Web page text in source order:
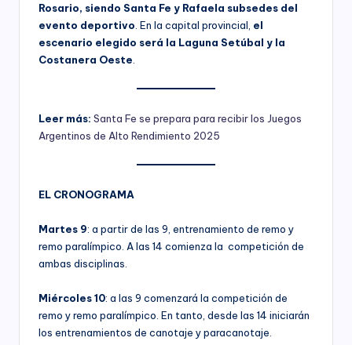
Rosario, siendo Santa Fe y Rafaela subsedes del
evento deportivo . En la capital provincial, el
escenario elegido será la Laguna Setúbal y la
Costanera Oeste
Leer más: Santa Fe se prepara para recibir los Juegos
Argentinos de Alto Rendimiento 2025
EL CRONOGRAMA
Martes 9: a partir de las 9, entrenamiento de remo y
remo paralímpico. A las 14 comienza la competición de
ambas disciplinas.
Miércoles 10: a las 9 comenzará la competición de
remo y remo paralímpico. En tanto, desde las 14 iniciarán
los entrenamientos de canotaje y paracanotaje.